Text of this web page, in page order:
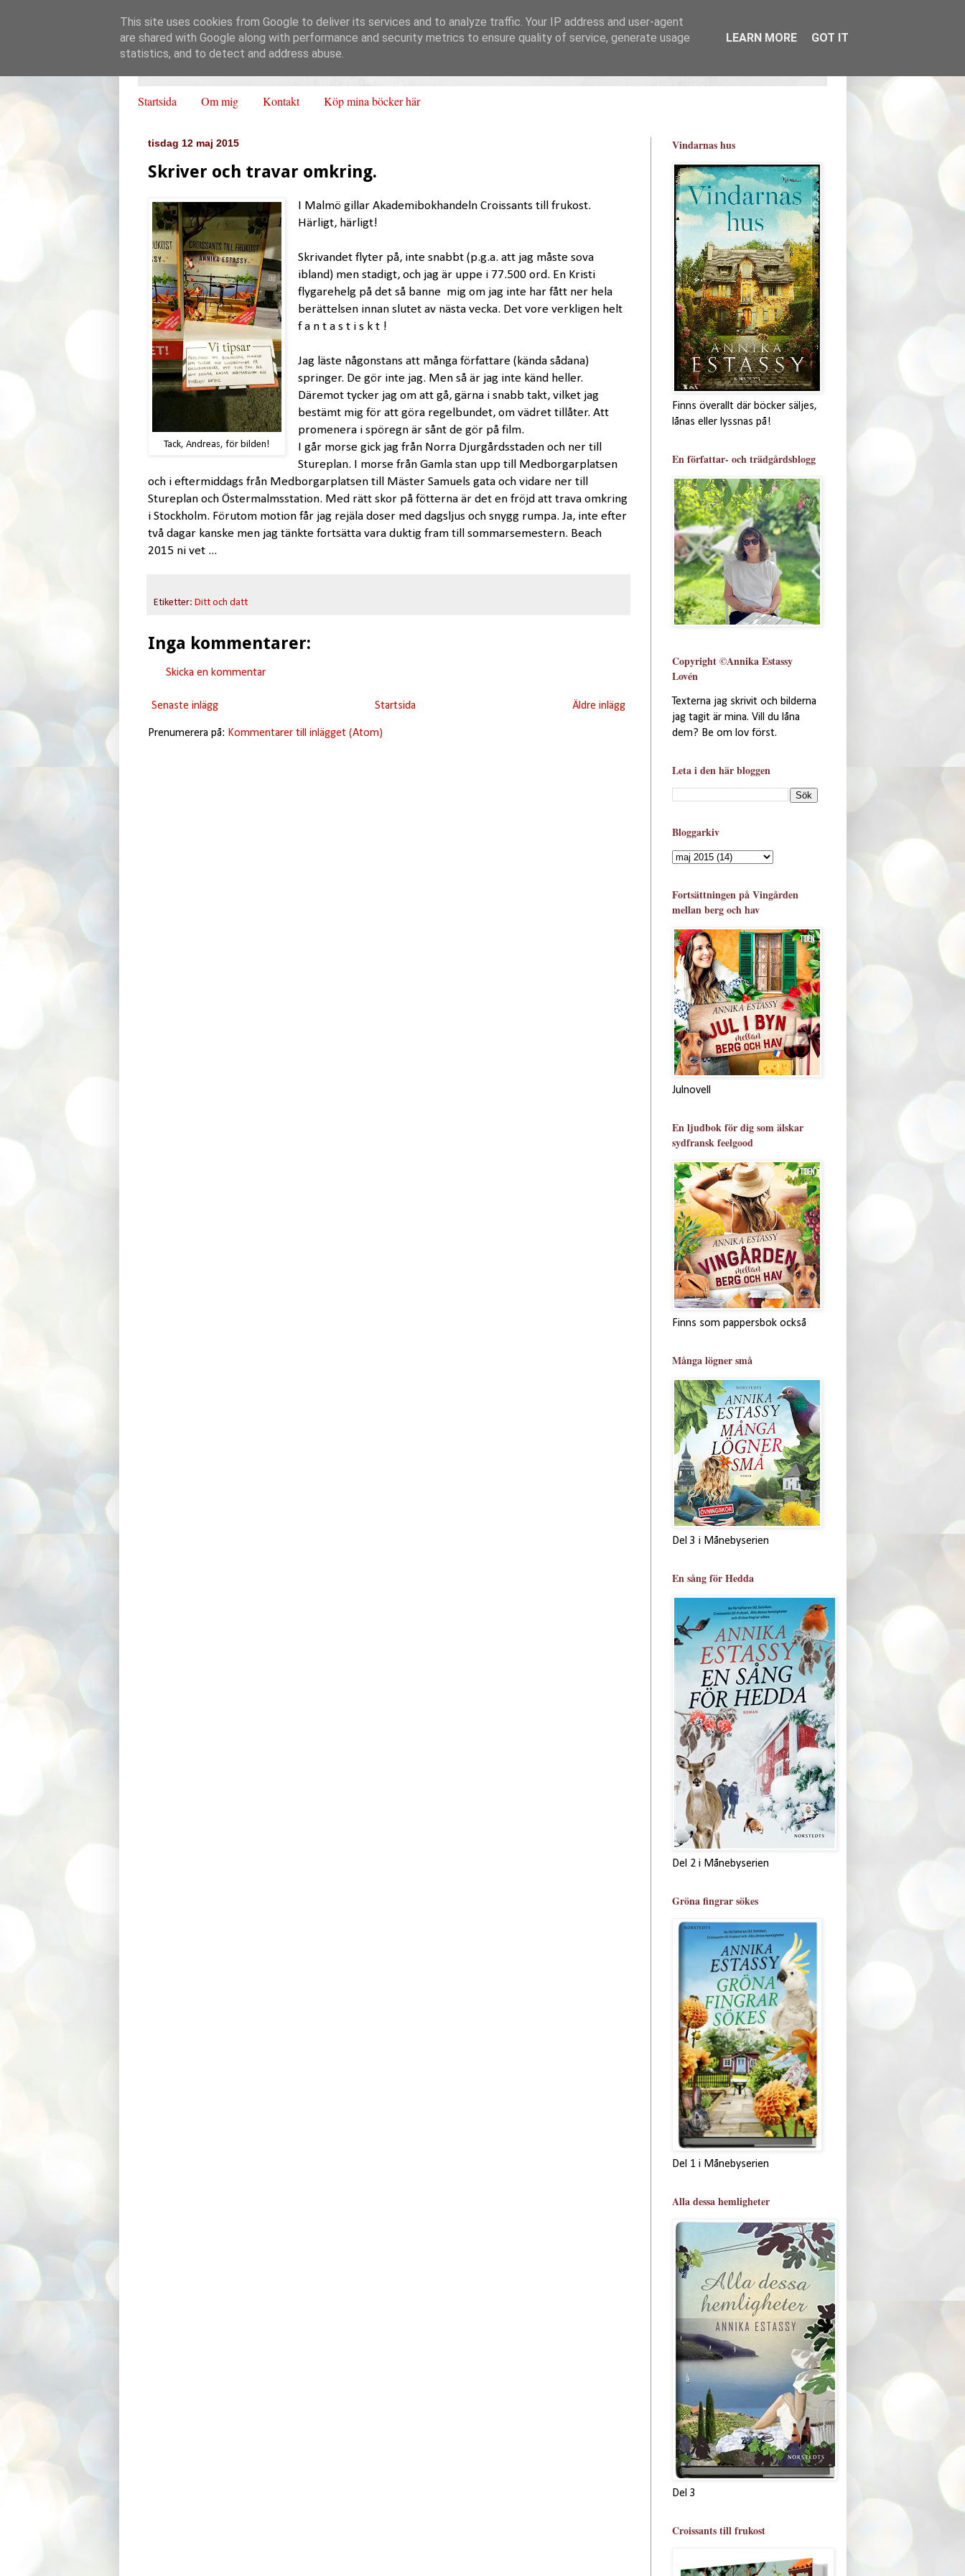
Startsida Om mig Kontakt Köp mina böcker här
tisdag 12 maj 2015
Skriver och travar omkring.
Tack, Andreas, för bilden!
I Malmö gillar Akademibokhandeln Croissants till frukost.
Härligt, härligt!
Skrivandet flyter på, inte snabbt (p.g.a. att jag måste sova
ibland) men stadigt, och jag är uppe i 77.500 ord. En Kristi
flygarehelg på det så banne mig om jag inte har fått ner hela
berättelsen innan slutet av nästa vecka. Det vore verkligen helt
f a n t a s t i s k t !
Jag läste någonstans att många författare (kända sådana)
springer. De gör inte jag. Men så är jag inte känd heller.
Däremot tycker jag om att gå, gärna i snabb takt, vilket jag
bestämt mig för att göra regelbundet, om vädret tillåter. Att
promenera i spöregn är sånt de gör på film.
I går morse gick jag från Norra Djurgårdsstaden och ner till
Stureplan. I morse från Gamla stan upp till Medborgarplatsen
och i eftermiddags från Medborgarplatsen till Mäster Samuels gata och vidare ner till
Stureplan och Östermalmsstation. Med rätt skor på fötterna är det en fröjd att trava omkring
i Stockholm. Förutom motion får jag rejäla doser med dagsljus och snygg rumpa. Ja, inte efter
två dagar kanske men jag tänkte fortsätta vara duktig fram till sommarsemestern. Beach
2015 ni vet ...
Etiketter: Ditt och datt
Inga kommentarer:
Skicka en kommentar
Senaste inlägg Äldre inlägg
Startsida
Prenumerera på: Kommentarer till inlägget (Atom)
Vindarnas hus
Finns överallt där böcker säljes,
lånas eller lyssnas på!
En författar- och trädgårdsblogg
Copyright ©Annika Estassy
Lovén
Texterna jag skrivit och bilderna
jag tagit är mina. Vill du låna
dem? Be om lov först.
Leta i den här bloggen
Bloggarkiv
Fortsättningen på Vingården
mellan berg och hav
Julnovell
En ljudbok för dig som älskar
sydfransk feelgood
Finns som pappersbok också
Många lögner små
Del 3 i Månebyserien
En sång för Hedda
Del 2 i Månebyserien
Gröna fingrar sökes
Del 1 i Månebyserien
Alla dessa hemligheter
Del 3
Croissants till frukost
This site uses cookies from Google to deliver its services and to analyze traffic. Your IP address and user-agent
are shared with Google along with performance and security metrics to ensure quality of service, generate usage
statistics, and to detect and address abuse.
LEARN MORE GOT IT